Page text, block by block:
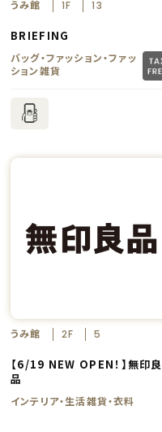
うみ館 1F 13
BRIEFING
バッグ・ファッション・ファッ
ション雑貨
うみ館 2F 5
【6/19 NEW OPEN！】無印良
品
インテリア・生活雑貨・衣料